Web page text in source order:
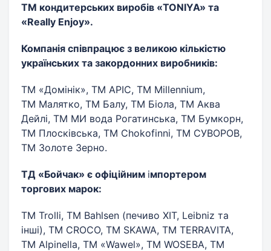
ТМ кондитерських виробів «TONIYA» та
«Really Enjoy».
Компанія співпрацює з великою кількістю
українських та закордонних виробників:
ТМ «Домінік», ТМ АРІС, ТМ Millennium,
ТМ Малятко, ТМ Балу, ТМ Біола, ТМ Аква
Дейлі, ТМ МИ вода Рогатинська, ТМ Бумкорн,
ТМ Плосківська, ТМ Chokofinni, ТМ СУВОРОВ,
ТМ Золоте Зерно.
ТД «Бойчак» є офіційним імпортером
торгових марок:
ТМ Trolli, ТМ Bahlsen (печиво ХІТ, Leibniz та
інші), ТМ CROCO, ТМ SKAWA, ТМ TERRAVITA,
ТМ Alpinella, ТМ «Wawel», ТМ WOSEBA, ТМ